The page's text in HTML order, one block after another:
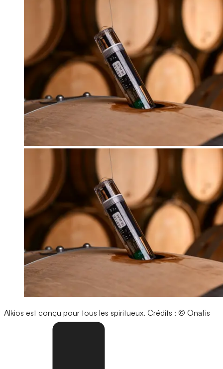
Alkios est conçu pour tous les spiritueux. Crédits : © Onafis